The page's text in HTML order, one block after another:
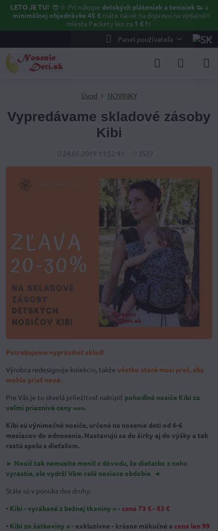
✕
LETO JE TU! 😎🌞 Pri nákupe detských pláteniek a tenisiek 👟 a
minimálnej objednávke 45 €máte nárok na dopravu na výdajné
miesta Packety len za 1 € ❗⚡️
Panel používateľa
Úvod NOVINKY
Vypredávame skladové zásoby
Kibi
Pridané
24.05.2019 11:52:41
Počet
3527
Potrebujeme vyprázdniť sklad!
Výrobca redesignuje kolekciu, takže všetko staré musí preč, aby
mohlo prísť nové.
Pre Vás je to skvelá príležitosť nakúpiť pohodlné nosiče Kibi za
veľmi priaznivé ceny »»».
Kibi sú výnimočné nosiče, určené na nosenie detí od 4-6
mesiacov do odnosenia. Nastavujú sa do šírky aj do výšky a tak
rastú spolu s dieťaťom.
► Nosič tak nemusíte meniť z dôvodu, že dieťatko z neho
vyrastie, ale vydrží Vám celé nosiace obdobie ◄
Stále sú v ponuka dva druhy:
• Kibi - vyrábané z bežnej tkaniny »- cena 73 € - 83 €
• Kibi zo šatkoviny »- exkluzívne - krásne mäkučné a cena len 99